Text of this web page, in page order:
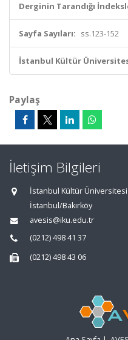
Derginin Tarandığı
Sayfa Sayıları: ss.123-152
İstanbul Kültür
Paylaş
İletişim Bilgileri
İstanbul Kültür
İstanbul/Bakırköy
avesis@iku.edu.tr
(0212) 498 41 37
(0212) 498 43 06